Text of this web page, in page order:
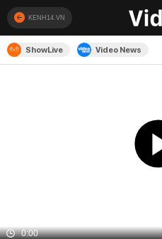
KENH14.VN
ShowLive Video News
0:00